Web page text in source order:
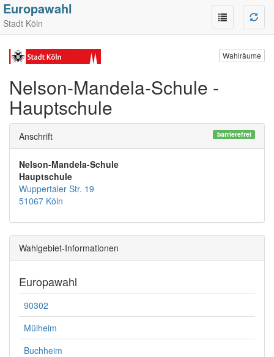
Europawahl
Stadt Köln
Wahlräume
Nelson-Mandela-Schule -
Hauptschule
Anschrift barrierefrei
Nelson-Mandela-Schule
Hauptschule
Wuppertaler Str. 19
51067 Köln
Wahlgebiet-Informationen
Europawahl
90302
Mülheim
Buchheim